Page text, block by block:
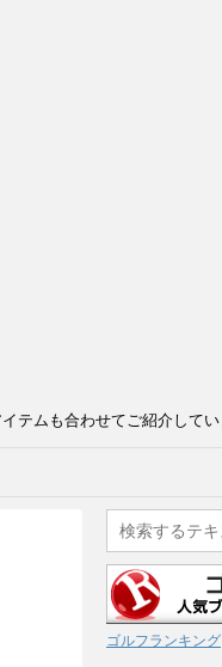
テムも合わせてご紹介してい
ゴルフランキング